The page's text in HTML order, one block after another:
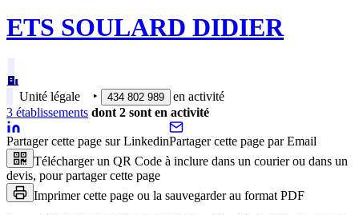
ETS SOULARD DIDIER
Unité légale ‣ 434 802 989
en activité
3 établissements dont 2 sont en activité
Partager cette page sur LinkedinPartager cette page par Email
Télécharger un QR Code à inclure dans un courier ou dans un
devis, pour partager cette page
Imprimer cette page ou la sauvegarder au format PDF